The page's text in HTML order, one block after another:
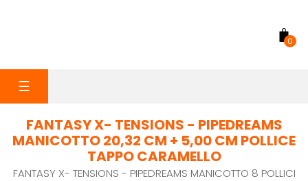
0
navigazione
☰
FANTASY X- TENSIONS - PIPEDREAMS
MANICOTTO 20,32 CM + 5,00 CM POLLICE
TAPPO CARAMELLO
FANTASY X- TENSIONS - PIPEDREAMS MANICOTTO 8 POLLICI